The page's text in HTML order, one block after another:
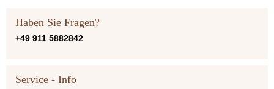
Haben Sie Fragen?
+49 911 5882842
Service - Info